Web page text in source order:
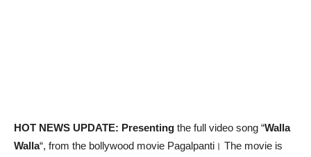
HOT NEWS UPDATE: Presenting the full video song “Walla
Walla“, from the bollywood movie Pagalpanti। The movie is